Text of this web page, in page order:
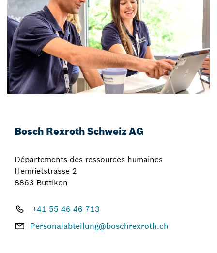
Bosch Rexroth Schweiz AG
Départements des ressources humaines
Hemrietstrasse 2
8863 Buttikon
+41 55 46 46 713
Personalabteilung@boschrexroth.ch